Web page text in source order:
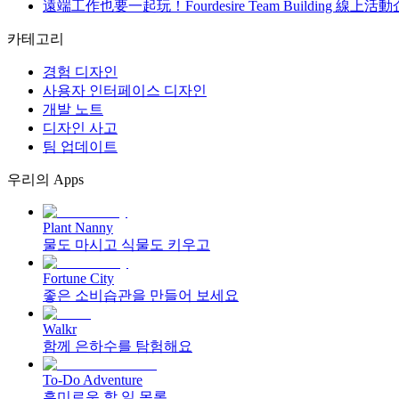
遠端工作也要一起玩！Fourdesire Team Building 線上活
카테고리
경험 디자인
사용자 인터페이스 디자인
개발 노트
디자인 사고
팀 업데이트
우리의 Apps
Plant Nanny
물도 마시고 식물도 키우고
Fortune City
좋은 소비습관을 만들어 보세요
Walkr
함께 은하수를 탐험해요
To-Do Adventure